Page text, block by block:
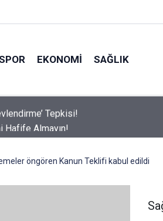
EKONOMI SAĞLIK
Hafife Almayın!
öngören Kanun Teklifi kabul edildi